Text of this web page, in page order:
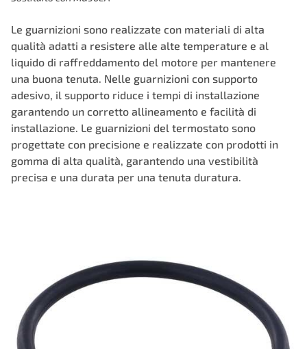
Le guarnizioni sono realizzate con materiali di alta
qualità adatti a resistere alle alte temperature e al
liquido di raffreddamento del motore per mantenere
una buona tenuta. Nelle guarnizioni con supporto
adesivo, il supporto riduce i tempi di installazione
garantendo un corretto allineamento e facilità di
installazione. Le guarnizioni del termostato sono
progettate con precisione e realizzate con prodotti in
gomma di alta qualità, garantendo una vestibilità
precisa e una durata per una tenuta duratura.